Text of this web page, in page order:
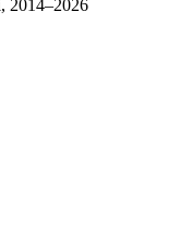
2014–2026